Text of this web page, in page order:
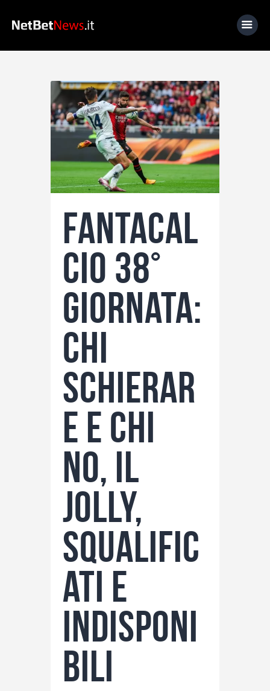
Home
News
Calcio
Tennis
Fantacalcio
I consigli di Giulia
Serie A
Fantacal
cio 38°
giornata:
chi
schierar
e e chi
no, il
Jolly,
squalific
ati e
indisponi
bili